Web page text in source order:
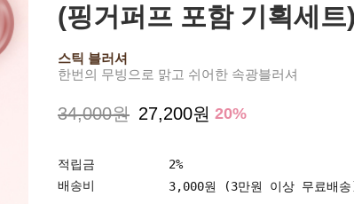
(핑거퍼프 포함 기획세트
스틱 블러셔
한번의 무빙으로 맑고 쉬어한 속광블러셔
34,000원 27,200원 20%
적립금
2%
배송비
3,000원 (3만원 이상 무료배